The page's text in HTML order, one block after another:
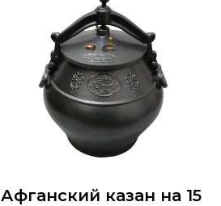
Афганский казан на 15